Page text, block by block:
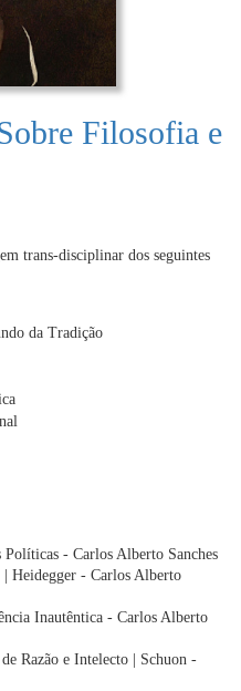
Filosofia e
trans-disciplinar dos seguintes
da Tradição
- Carlos Alberto Sanches
| Heidegger - Carlos Alberto
Inautêntica - Carlos Alberto
Razão e Intelecto | Schuon -